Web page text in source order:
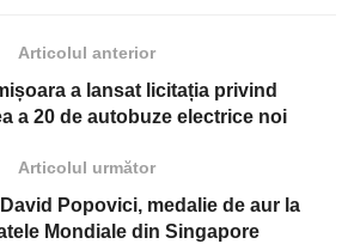
Articolul anterior
a lansat licitația privind
a 20 de autobuze electrice noi
Articolul următor
Popovici, medalie de aur la
Mondiale din Singapore